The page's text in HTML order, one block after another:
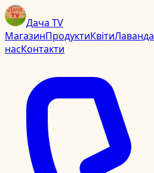
Дача TV
МагазинПродуктиКвітиЛаванда
насКонтакти